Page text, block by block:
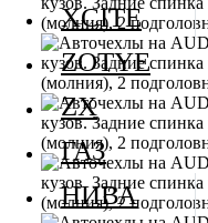
XCITE
ZOTYE
ZX
ГАЗ
НИВА